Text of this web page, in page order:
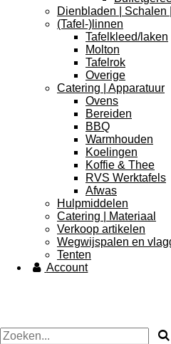
Dienbladen | Schalen
(Tafel-)linnen
Tafelkleed/laken
Molton
Tafelrok
Overige
Catering | Apparatuur
Ovens
Bereiden
BBQ
Warmhouden
Koelingen
Koffie & Thee
RVS Werktafels
Afwas
Hulpmiddelen
Catering | Materiaal
Verkoop artikelen
Wegwijspalen en
Tenten
Account